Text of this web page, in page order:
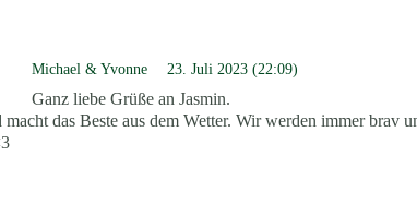
Michael & Yvonne 23. Juli 2023 (22:09)
Ganz liebe Grüße an Jasmin.
das Beste aus dem Wetter. Wir werden immer